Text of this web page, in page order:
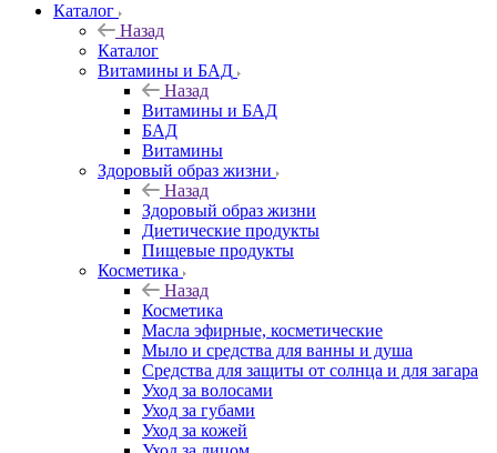
Каталог
Назад
Каталог
Витамины и БАД
Назад
Витамины и БАД
БАД
Витамины
Здоровый образ жизни
Назад
Здоровый образ жизни
Диетические продукты
Пищевые продукты
Косметика
Назад
Косметика
Масла эфирные, косметические
Мыло и средства для ванны и душа
Средства для защиты от солнца и для загара
Уход за волосами
Уход за губами
Уход за кожей